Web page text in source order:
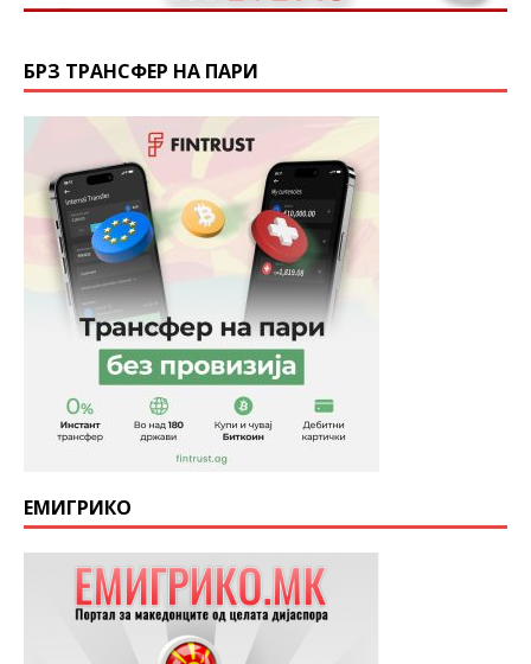
БРЗ ТРАНСФЕР НА ПАРИ
ЕМИГРИКО